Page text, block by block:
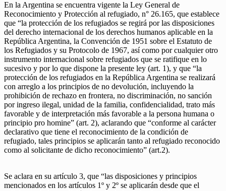
En la Argentina se encuentra vigente la Ley General de
Reconocimiento y Protección al refugiado, n° 26.165, que establece
que “la protección de los refugiados se regirá por las disposiciones
del derecho internacional de los derechos humanos aplicable en la
República Argentina, la Convención de 1951 sobre el Estatuto de
los Refugiados y su Protocolo de 1967, así como por cualquier otro
instrumento internacional sobre refugiados que se ratifique en lo
sucesivo y por lo que dispone la presente ley (art. 1), y que “la
protección de los refugiados en la República Argentina se realizará
con arreglo a los principios de no devolución, incluyendo la
prohibición de rechazo en frontera, no discriminación, no sanción
por ingreso ilegal, unidad de la familia, confidencialidad, trato más
favorable y de interpretación más favorable a la persona humana o
principio pro homine” (art. 2), aclarando que “conforme al carácter
declarativo que tiene el reconocimiento de la condición de
refugiado, tales principios se aplicarán tanto al refugiado reconocido
como al solicitante de dicho reconocimiento” (art.2).
Se aclara en su artículo 3, que “las disposiciones y principios
mencionados en los artículos 1º y 2º se aplicarán desde que el